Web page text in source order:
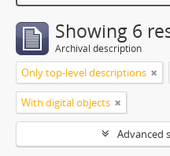
Showing 6
Archival description
Only top-level descriptions
With digital objects
Advanced